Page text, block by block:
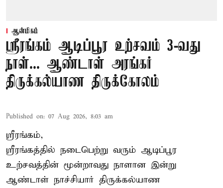
ஆன்மிகம்
ஸ்ரீரங்கம் ஆடிப்பூர உற்சவம் 3-வது
நாள்... ஆண்டாள் அரங்கர்
திருக்கல்யாண திருக்கோலம்
Published on: 07 Aug 2026, 8:03 am
ஸ்ரீரங்கம்,
ஸ்ரீரங்கத்தில் நடைபெற்று வரும் ஆடிப்பூர
உற்சவத்தின் மூன்றாவது நாளான இன்று
ஆண்டாள் நாச்சியார் திருக்கல்யாண